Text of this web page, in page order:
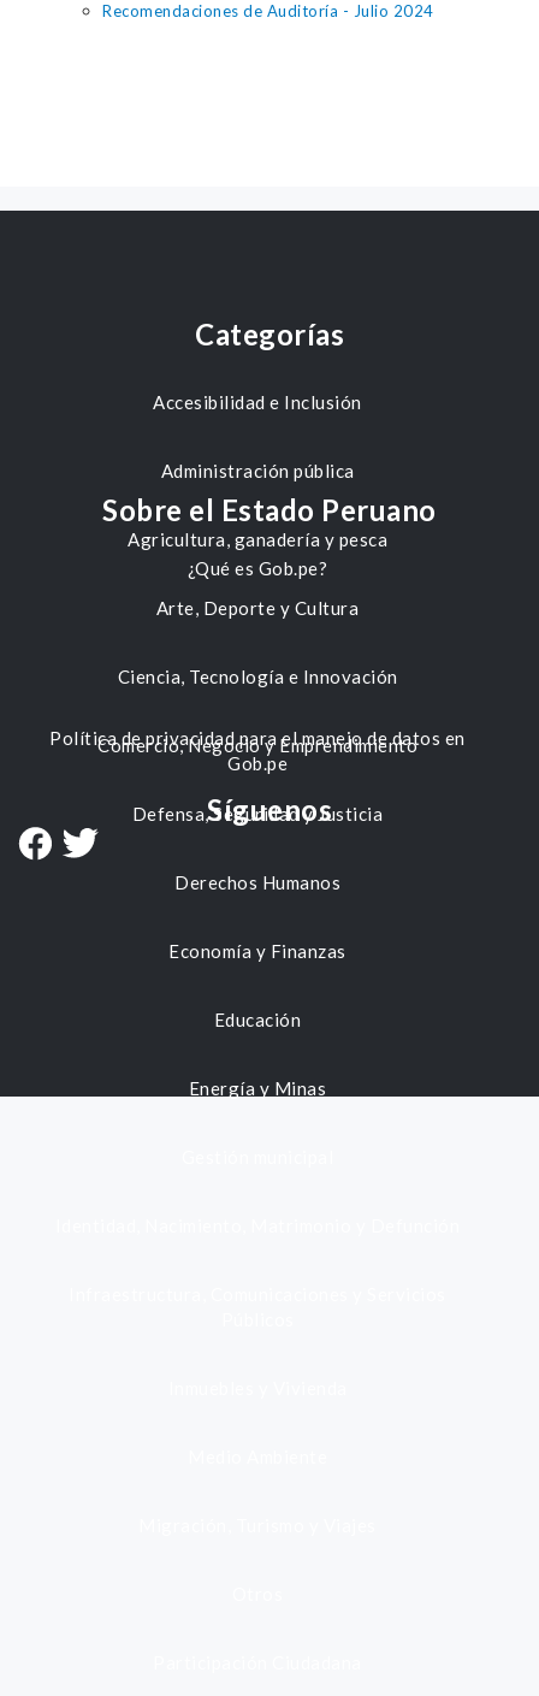
Recomendaciones de Auditoría - Julio 2024
Categorías
Accesibilidad e Inclusión
Administración pública
Agricultura, ganadería y pesca
Arte, Deporte y Cultura
Ciencia, Tecnología e Innovación
Comercio, Negocio y Emprendimiento
Defensa, Seguridad y Justicia
Derechos Humanos
Economía y Finanzas
Educación
Energía y Minas
Sobre el Estado Peruano
¿Qué es Gob.pe?
Política de privacidad para el manejo de datos en
Gob.pe
Síguenos